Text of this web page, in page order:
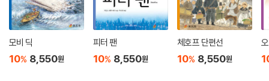
모비 딕
10% 8,550원
피터 팬
10% 8,550원
체호프 단편선
10% 8,550원